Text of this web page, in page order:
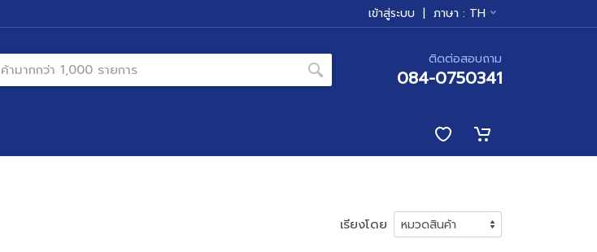
เข้าสู่ระบบ | ภาษา : TH
ติดต่อสอบถาม
084-0750341
เรียงโดย